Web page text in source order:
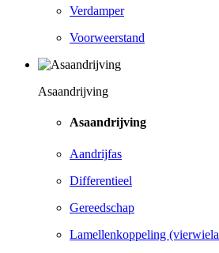
Verdamper
Voorweerstand
Asaandrijving
Asaandrijving
Aandrijfas
Differentieel
Gereedschap
Lamellenkoppeling